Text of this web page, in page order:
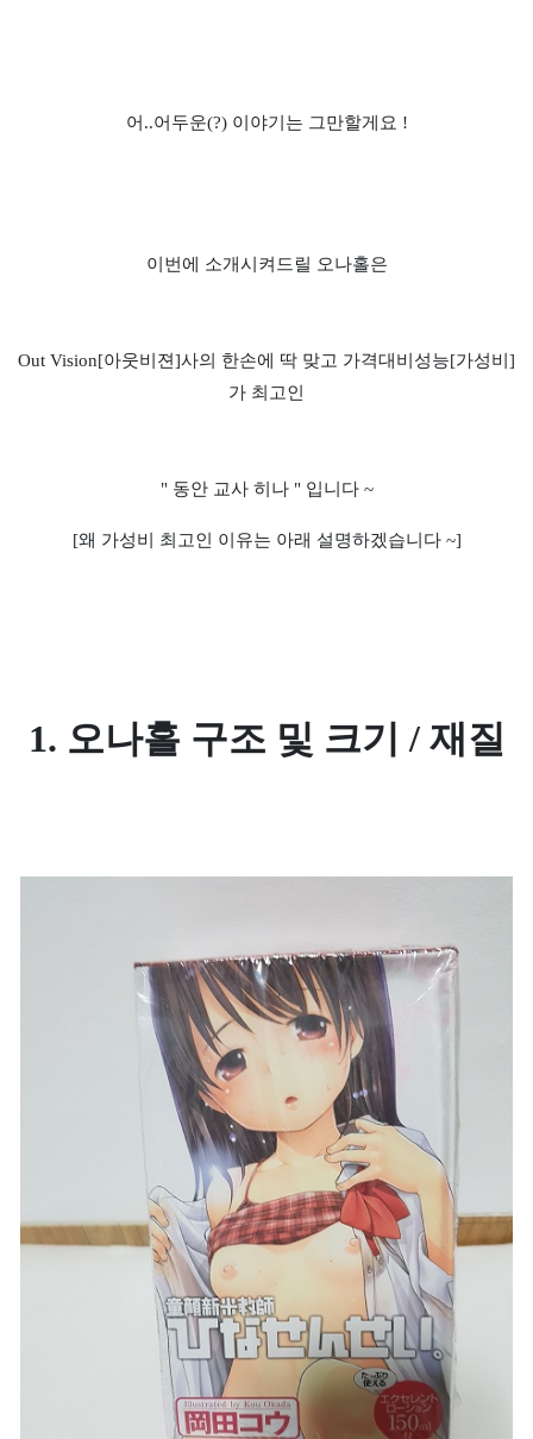
어..어두운(?) 이야기는 그만할게요 !
이번에 소개시켜드릴 오나홀은
Out Vision[아웃비젼]사의 한손에 딱 맞고 가격대비성능[가성비]
가 최고인
" 동안 교사 히나 " 입니다 ~
[왜 가성비 최고인 이유는 아래 설명하겠습니다 ~]
1. 오나홀 구조 및 크기 / 재질